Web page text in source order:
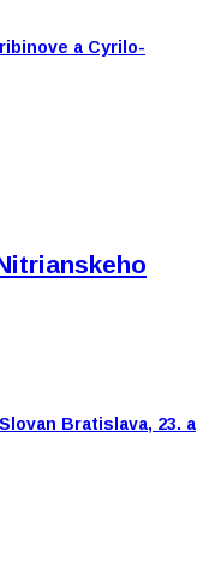
a Cyrilo-
Bratislava, 23. a